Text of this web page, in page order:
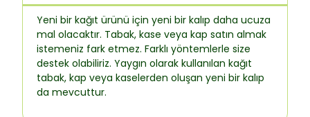
Yeni bir kağıt ürünü için yeni bir kalıp daha ucuza
mal olacaktır. Tabak, kase veya kap satın almak
istemeniz fark etmez. Farklı yöntemlerle size
destek olabiliriz. Yaygın olarak kullanılan kağıt
tabak, kap veya kaselerden oluşan yeni bir kalıp
da mevcuttur.